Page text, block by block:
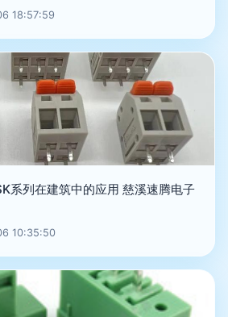
18:57:59
系列在建筑中的应用 慈溪速腾电子
10:35:50